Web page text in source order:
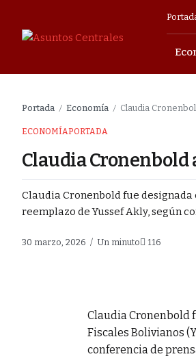
y fortalecer a
Estado y
Portada / Economía / Claudia
ECONOMÍAPORTADA
Claudia Cronenbold
Claudia Cronenbold fue designada
reemplazo de Yussef Akly, según
30 marzo, 2026 Un minuto 116
Claudia Cronenbold
Fiscales Bolivianos
conferencia de